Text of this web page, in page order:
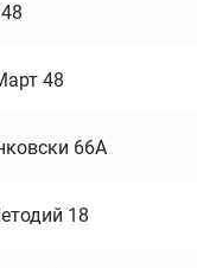
48
66А
18